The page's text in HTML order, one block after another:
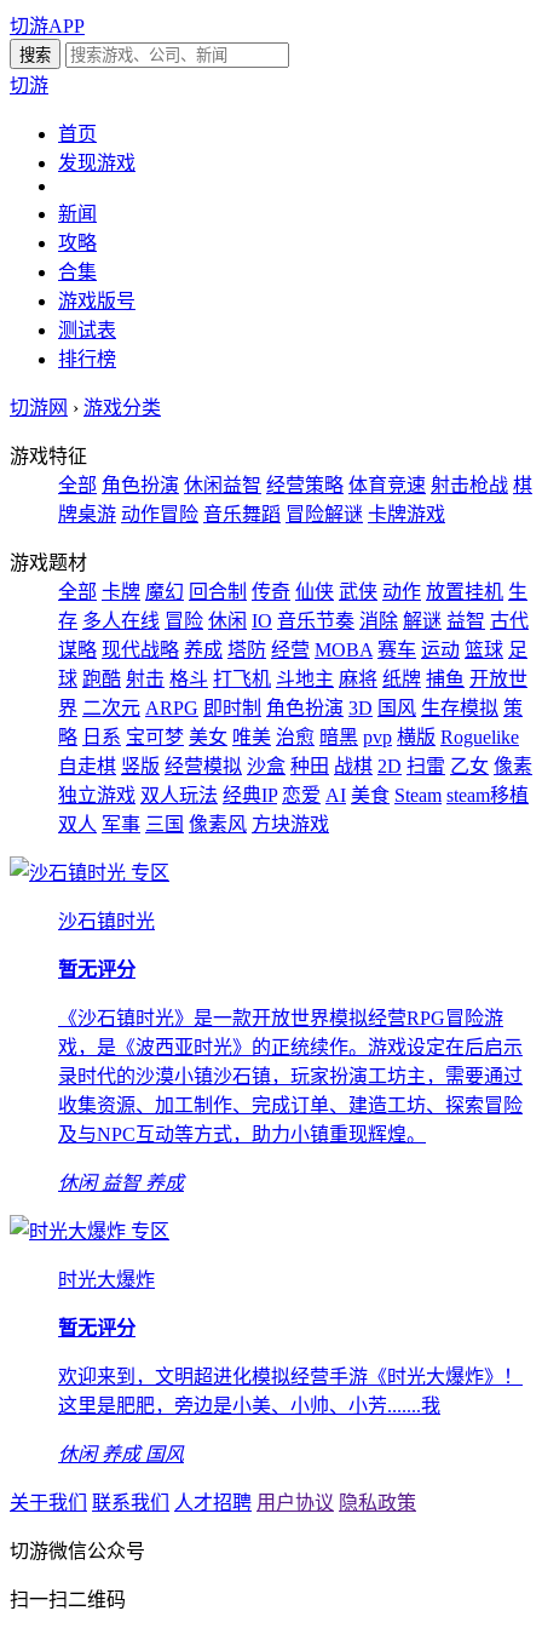
切游APP
切游
首页
发现游戏
新闻
攻略
合集
游戏版号
测试表
排行榜
切游网 › 游戏分类
游戏特征
全部 角色扮演 休闲益智 经营策略 体育竞速 射击枪战 棋
牌桌游 动作冒险 音乐舞蹈 冒险解谜 卡牌游戏
游戏题材
全部 卡牌 魔幻 回合制 传奇 仙侠 武侠 动作 放置挂机 生
存 多人在线 冒险 休闲 IO 音乐节奏 消除 解谜 益智 古代
谋略 现代战略 养成 塔防 经营 MOBA 赛车 运动 篮球 足
球 跑酷 射击 格斗 打飞机 斗地主 麻将 纸牌 捕鱼 开放世
界 二次元 ARPG 即时制 角色扮演 3D 国风 生存模拟 策
略 日系 宝可梦 美女 唯美 治愈 暗黑 pvp 横版 Roguelike
自走棋 竖版 经营模拟 沙盒 种田 战棋 2D 扫雷 乙女 像素
独立游戏 双人玩法 经典IP 恋爱 AI 美食 Steam steam移植
双人 军事 三国 像素风 方块游戏
专区
沙石镇时光
暂无评分
《沙石镇时光》是一款开放世界模拟经营RPG冒险游
戏，是《波西亚时光》的正统续作。游戏设定在后启示
录时代的沙漠小镇沙石镇，玩家扮演工坊主，需要通过
收集资源、加工制作、完成订单、建造工坊、探索冒险
及与NPC互动等方式，助力小镇重现辉煌。
休闲 益智 养成
专区
时光大爆炸
暂无评分
欢迎来到，文明超进化模拟经营手游《时光大爆炸》！
这里是肥肥，旁边是小美、小帅、小芳.......我
休闲 养成 国风
关于我们 联系我们 人才招聘 用户协议 隐私政策
切游微信公众号
扫一扫二维码